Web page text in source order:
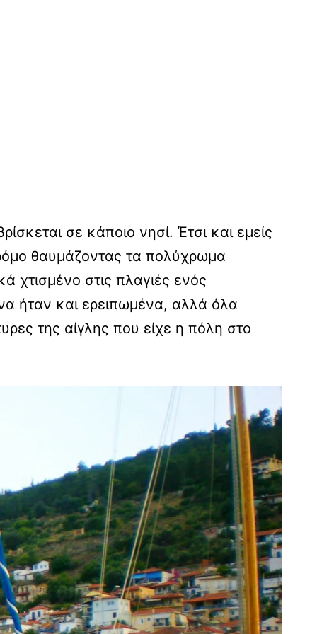
σε κάποιο νησί. Έτσι και εμείς
θαυμάζοντας τα πολύχρωμα
χτισμένο στις πλαγιές ενός
ήταν και ερειπωμένα, αλλά όλα
της αίγλης που είχε η πόλη στο